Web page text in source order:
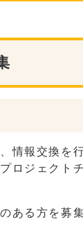
情報交換を
ロジェクト
ある方を募集